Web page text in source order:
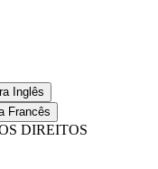
DIREITOS